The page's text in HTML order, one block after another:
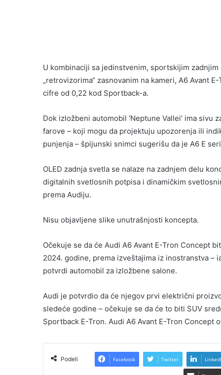
U kombinaciji sa jedinstvenim, sportskijim
„retrovizorima“ zasnovanim na kameri, A6 Avant
cifre od 0,22 kod Sportback-a.
Dok izložbeni automobil ‘Neptune Vallei’ ima sivu
farove – koji mogu da projektuju upozorenja ili
punjenja – špijunski snimci sugerišu da je A6 E
OLED zadnja svetla se nalaze na zadnjem delu
digitalnih svetlosnih potpisa i dinamičkim
prema Audiju.
Nisu objavljene slike unutrašnjosti koncepta.
Očekuje se da će Audi A6 Avant E-Tron Concept
2024. godine, prema izveštajima iz inostranstva –
potvrdi automobil za izložbene salone.
Audi je potvrdio da će njegov prvi električni
sledeće godine – očekuje se da će to biti SUV
Sportback E-Tron. Audi A6 Avant E-Tron Concept
Podeli Facebook Twitter